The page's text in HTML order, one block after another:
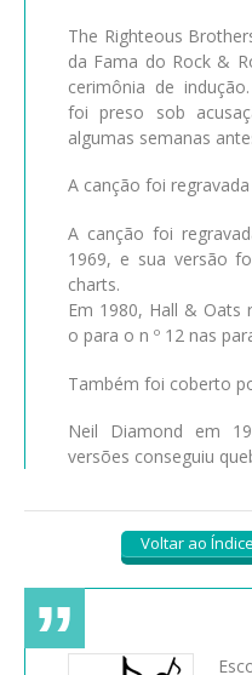
The Righteous
da Fama do Rock &
cerimônia de
foi preso sob
algumas semanas
A canção foi
A canção foi
1969, e sua versão
charts.
Em 1980, Hall & Oats
o para o n º 12 nas
Também foi coberto
Neil Diamond em
versões conseguiu
Voltar ao Índice